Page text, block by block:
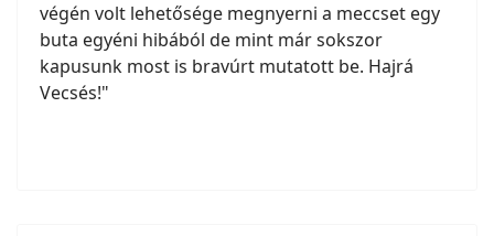
végén volt lehetősége megnyerni a meccset egy
buta egyéni hibából de mint már sokszor
kapusunk most is bravúrt mutatott be. Hajrá
Vecsés!"